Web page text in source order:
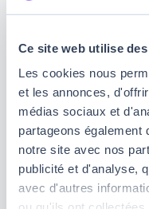
Ce site web utilise des
Les cookies nous
et les annonces,
médias sociaux et
partageons également
notre site avec nos
publicité et d'analyse,
avec d'autres
automatiques, ou à
sont à jour. En cas
installer les patchs
directement sur les
logiciels.
5. Ne cliquez
jointes ou liens